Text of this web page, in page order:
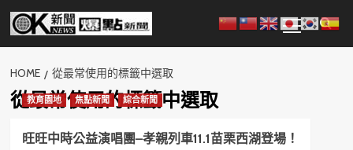
Skip
content
Menu
HOME 從最常使用的標籤中選取
從最常使用的標籤中選取
教育園地 焦點新聞 綜合新聞
旺旺中時公益演唱團–孝親列車11.1苗栗西湖登場！